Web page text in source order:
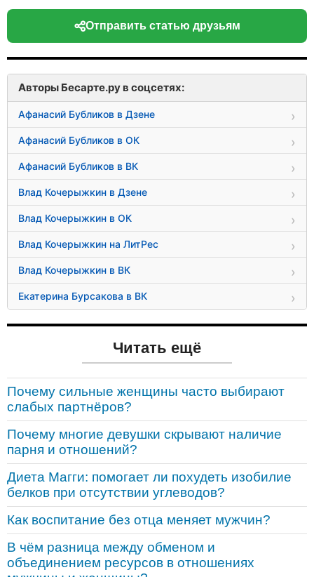
Отправить статью друзьям
Авторы Бесарте.ру в соцсетях:
Афанасий Бубликов в Дзене
Афанасий Бубликов в ОК
Афанасий Бубликов в ВК
Влад Кочерыжкин в Дзене
Влад Кочерыжкин в ОК
Влад Кочерыжкин на ЛитРес
Влад Кочерыжкин в ВК
Екатерина Бурсакова в ВК
Читать ещё
Почему сильные женщины часто выбирают
слабых партнёров?
Почему многие девушки скрывают наличие
парня и отношений?
Диета Магги: помогает ли похудеть изобилие
белков при отсутствии углеводов?
Как воспитание без отца меняет мужчин?
В чём разница между обменом и
объединением ресурсов в отношениях